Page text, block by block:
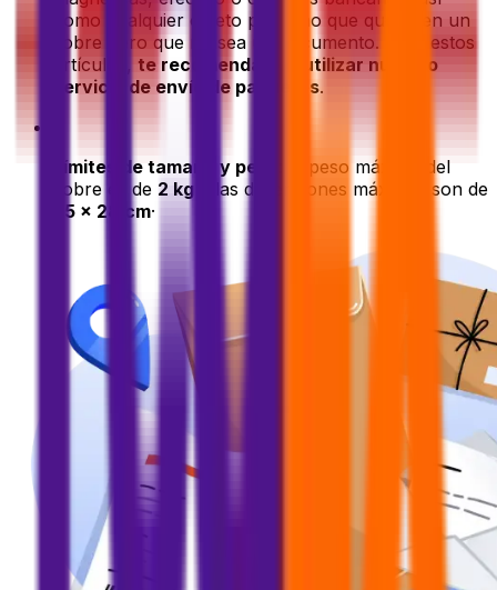
como cualquier objeto pequeño que quepa en un
sobre pero que no sea un documento. Para estos
artículos,te recomendamos utilizar nuestro
servicio de envío de paquetes.
Límites de tamaño y peso
: el peso máximo del
sobre es de 2 kg y las dimensiones máximas son de
35 x 28 cm·